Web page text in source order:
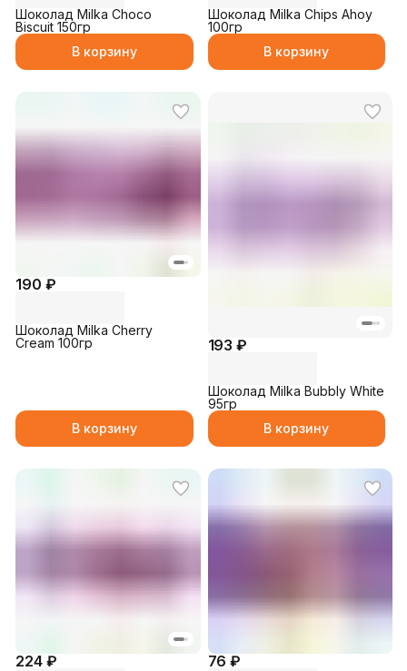
Шоколад Milka Choco
Biscuit 150гр
В корзину
Шоколад Milka Chips Ahoy
100гр
В корзину
190 ₽
Шоколад Milka Cherry
Cream 100гр
В корзину
193 ₽
Шоколад Milka Bubbly White
95гр
В корзину
224 ₽ 76 ₽